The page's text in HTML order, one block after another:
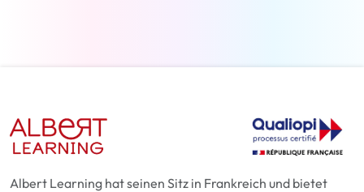
Albert Learning hat seinen Sitz in Frankreich und bietet